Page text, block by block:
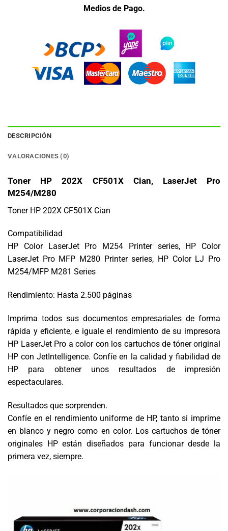
Medios de Pago.
DESCRIPCIÓN
VALORACIONES (0)
Toner HP 202X CF501X Cian, LaserJet Pro
M254/M280
Toner HP 202X CF501X Cian
Compatibilidad
HP Color LaserJet Pro M254 Printer series, HP Color
LaserJet Pro MFP M280 Printer series, HP Color LJ Pro
M254/MFP M281 Series
Rendimiento: Hasta 2.500 páginas
Imprima todos sus documentos empresariales de forma
rápida y eficiente, e iguale el rendimiento de su impresora
HP LaserJet Pro a color con los cartuchos de tóner original
HP con JetIntelligence. Confíe en la calidad y fiabilidad de
HP para obtener unos resultados de impresión
espectaculares.
Resultados que sorprenden.
Confíe en el rendimiento uniforme de HP, tanto si imprime
en blanco y negro como en color. Los cartuchos de tóner
originales HP están diseñados para funcionar desde la
primera vez, siempre.